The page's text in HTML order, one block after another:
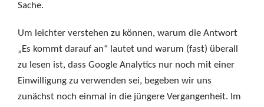
Sache.
Um leichter verstehen zu können, warum die Antwort
„Es kommt darauf an“ lautet und warum (fast) überall
zu lesen ist, dass Google Analytics nur noch mit einer
Einwilligung zu verwenden sei, begeben wir uns
zunächst noch einmal in die jüngere Vergangenheit. Im